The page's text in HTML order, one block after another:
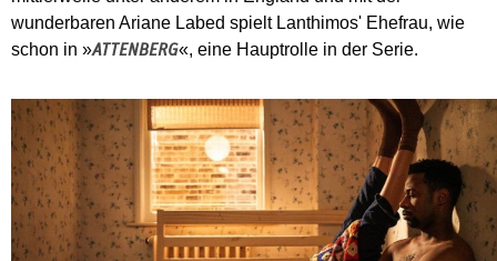
wunderbaren Ariane Labed spielt Lanthimos' Ehefrau, wie
schon in »ATTENBERG«, eine Hauptrolle in der Serie.